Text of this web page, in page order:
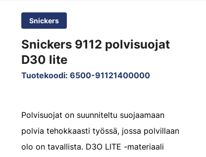
Snickers
Snickers 9112 polvisuojat
D30 lite
Tuotekoodi: 6500-91121400000
Polvisuojat on suunniteltu suojaamaan
polvia tehokkaasti työssä, jossa polvillaan
olo on tavallista. D3O LITE -materiaali